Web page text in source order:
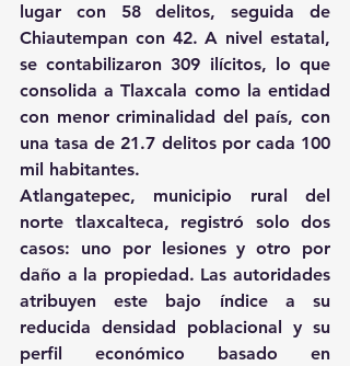
lugar con 58 delitos, seguida de
Chiautempan con 42. A nivel estatal,
se contabilizaron 309 ilícitos, lo que
consolida a Tlaxcala como la entidad
con menor criminalidad del país, con
una tasa de 21.7 delitos por cada 100
mil habitantes.
Atlangatepec, municipio rural del
norte tlaxcalteca, registró solo dos
casos: uno por lesiones y otro por
daño a la propiedad. Las autoridades
atribuyen este bajo índice a su
reducida densidad poblacional y su
perfil económico basado en